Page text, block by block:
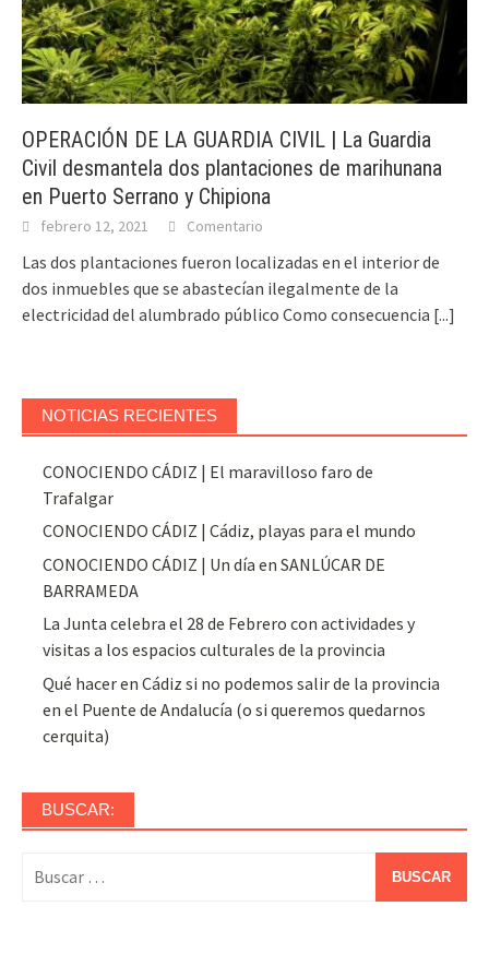
OPERACIÓN DE LA GUARDIA CIVIL | La Guardia
Civil desmantela dos plantaciones de marihunana
en Puerto Serrano y Chipiona
febrero 12, 2021 Comentario
Las dos plantaciones fueron localizadas en el interior de
dos inmuebles que se abastecían ilegalmente de la
electricidad del alumbrado público Como consecuencia [...]
NOTICIAS RECIENTES
CONOCIENDO CÁDIZ | El maravilloso faro de
Trafalgar
CONOCIENDO CÁDIZ | Cádiz, playas para el mundo
CONOCIENDO CÁDIZ | Un día en SANLÚCAR DE
BARRAMEDA
La Junta celebra el 28 de Febrero con actividades y
visitas a los espacios culturales de la provincia
Qué hacer en Cádiz si no podemos salir de la provincia
en el Puente de Andalucía (o si queremos quedarnos
cerquita)
BUSCAR: